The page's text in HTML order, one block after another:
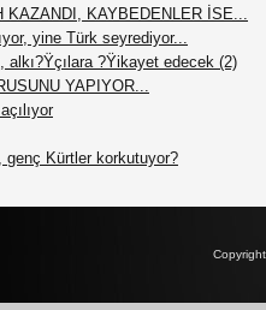
KAZANDI, KAYBEDENLER İSE...
yine Türk seyrediyor...
alkı?Ÿçılara ?Ÿikayet edecek (2)
YAPIYOR...
genç Kürtler korkutuyor?